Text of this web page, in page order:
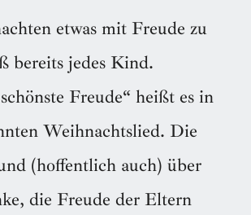
etwas mit Freude zu
bereits jedes Kind.
Freude“ heißt es in
Weihnachtslied. Die
(hoffentlich auch) über
die Freude der Eltern